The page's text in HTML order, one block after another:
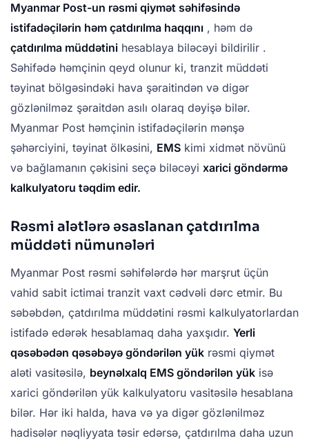
Myanmar Post-un rəsmi qiymət səhifəsində
istifadəçilərin həm çatdırılma haqqını , həm də
çatdırılma müddətini hesablaya biləcəyi bildirilir .
Səhifədə həmçinin qeyd olunur ki, tranzit müddəti
təyinat bölgəsindəki hava şəraitindən və digər
gözlənilməz şəraitdən asılı olaraq dəyişə bilər.
Myanmar Post həmçinin istifadəçilərin mənşə
şəhərciyini, təyinat ölkəsini, EMS kimi xidmət növünü
və bağlamanın çəkisini seçə biləcəyi xarici göndərmə
kalkulyatoru təqdim edir.
Rəsmi alətlərə əsaslanan çatdırılma
müddəti nümunələri
Myanmar Post rəsmi səhifələrdə hər marşrut üçün
vahid sabit ictimai tranzit vaxt cədvəli dərc etmir. Bu
səbəbdən, çatdırılma müddətini rəsmi kalkulyatorlardan
istifadə edərək hesablamaq daha yaxşıdır. Yerli
qəsəbədən qəsəbəyə göndərilən yük rəsmi qiymət
aləti vasitəsilə, beynəlxalq EMS göndərilən yük isə
xarici göndərilən yük kalkulyatoru vasitəsilə hesablana
bilər. Hər iki halda, hava və ya digər gözlənilməz
hadisələr nəqliyyata təsir edərsə, çatdırılma daha uzun